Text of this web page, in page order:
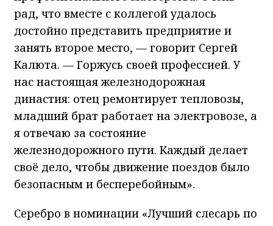
рад, что вместе с коллегой удалось
достойно представить предприятие и
занять второе место, — говорит Сергей
Калюта. — Горжусь своей профессией. У
нас настоящая железнодорожная
династия: отец ремонтирует тепловозы,
младший брат работает на электровозе, а
я отвечаю за состояние
железнодорожного пути. Каждый делает
своё дело, чтобы движение поездов было
безопасным и бесперебойным».
Серебро в номинации «Лучший слесарь по